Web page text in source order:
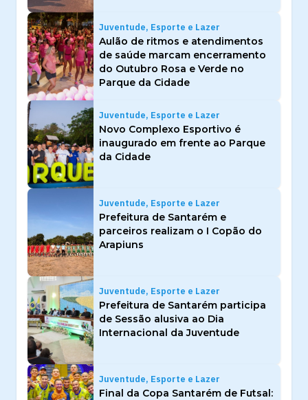
Juventude, Esporte e Lazer
Aulão de ritmos e atendimentos
de saúde marcam encerramento
do Outubro Rosa e Verde no
Parque da Cidade
Juventude, Esporte e Lazer
Novo Complexo Esportivo é
inaugurado em frente ao Parque
da Cidade
Juventude, Esporte e Lazer
Prefeitura de Santarém e
parceiros realizam o I Copão do
Arapiuns
Juventude, Esporte e Lazer
Prefeitura de Santarém participa
de Sessão alusiva ao Dia
Internacional da Juventude
Juventude, Esporte e Lazer
Final da Copa Santarém de Futsal: